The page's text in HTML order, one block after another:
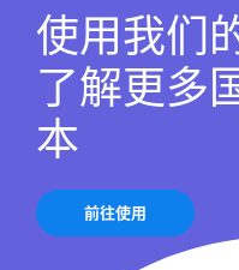
使用我们
了解更多
本
前往使用